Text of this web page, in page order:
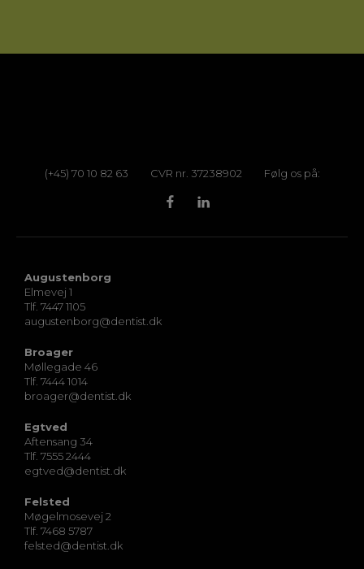
(+45) 70 10 82 63 CVR nr. 37238902 Følg os på:
Augustenborg
Elmevej 1
Tlf. 7447 1105
augustenborg@dentist.dk
Broager
Møllegade 46
Tlf. 7444 1014
broager@dentist.dk
Egtved
Aftensang 34
Tlf. 7555 2444
egtved@dentist.dk
Felsted
Møgelmosevej 2
Tlf. 7468 5787
felsted@dentist.dk